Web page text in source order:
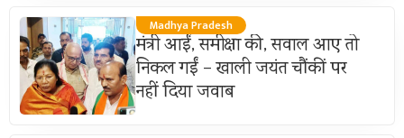
Madhya Pradesh
मंत्री आईं, समीक्षा की, सवाल आए तो
निकल गईं – खाली जयंत चौंकीं पर
नहीं दिया जवाब